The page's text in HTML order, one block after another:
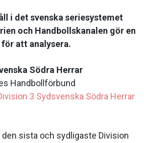
i det svenska seriesystemet
och Handbollskanalen gör en
att analysera.
Södra Herrar
Handbollförbund
3 Sydsvenska Södra Herrar
den sista och sydligaste Division